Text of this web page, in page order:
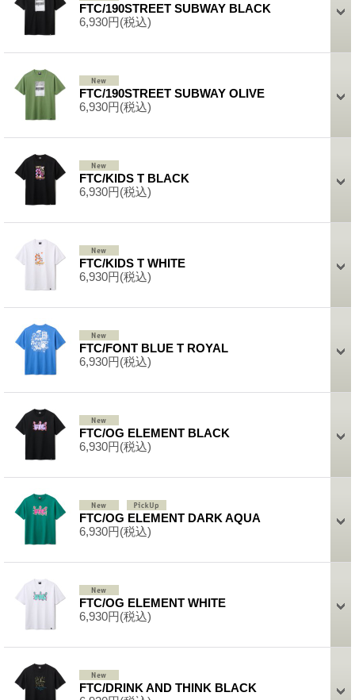
FTC/190STREET SUBWAY BLACK
6,930円(税込)
FTC/190STREET SUBWAY OLIVE
6,930円(税込)
FTC/KIDS T BLACK
6,930円(税込)
FTC/KIDS T WHITE
6,930円(税込)
FTC/FONT BLUE T ROYAL
6,930円(税込)
FTC/OG ELEMENT BLACK
6,930円(税込)
FTC/OG ELEMENT DARK AQUA
6,930円(税込)
FTC/OG ELEMENT WHITE
6,930円(税込)
FTC/DRINK AND THINK BLACK